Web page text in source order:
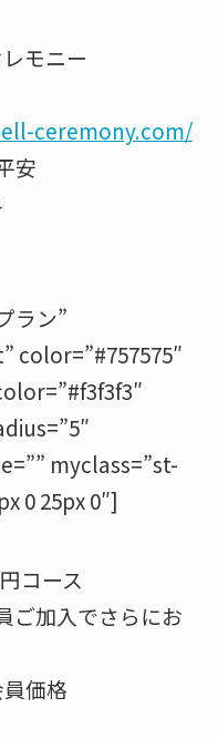
モニー
ceremony.com/
安
ラン”
color=”#757575″
myclass=”st-
0 25px 0″]
コース
ご加入でさらにお
価格